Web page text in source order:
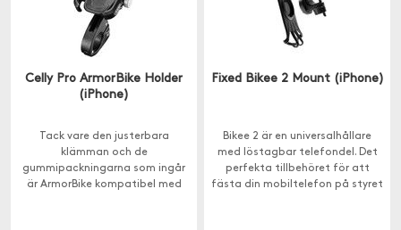
Celly Pro ArmorBike Holder
(iPhone)
Tack vare den justerbara
klämman och de
gummipackningarna som ingår
är ArmorBike kompatibel med
Fixed Bikee 2 Mount (iPhone)
Bikee 2 är en universalhållare
med löstagbar telefondel. Det
perfekta tillbehöret för att
fästa din mobiltelefon på styret